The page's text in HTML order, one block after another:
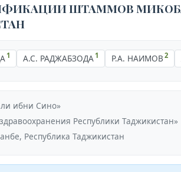
ШТАММОВ
1 А.С. РАДЖАБЗОДА1 Р.А. НАИМОВ 2
ибни Сино»
Республики Таджикистан»
Республика Таджикистан